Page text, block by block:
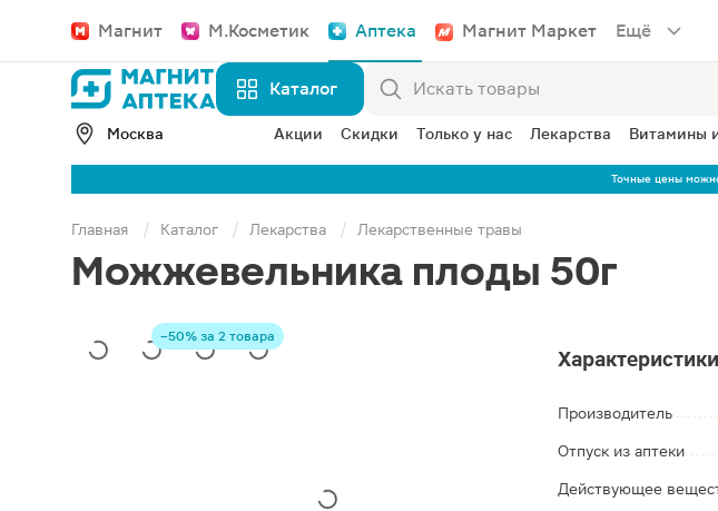
Магнит М.Косметик Аптека Магнит Маркет Ещё
Каталог
Москва Акции Скидки Только у нас Лекарства Витамины
Точные цены
Главная Каталог Лекарства Лекарственные травы
Можжевельника плоды 50г
−50% за 2 товара
Характеристики
Производитель
Отпуск из аптеки
Действующее